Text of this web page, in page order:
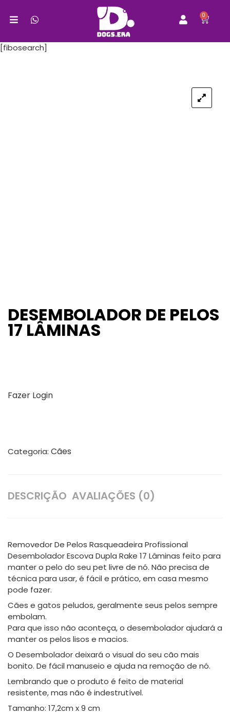
0
[fibosearch]
DESEMBOLADOR DE PELOS
17 LÂMINAS
Fazer Login
Categoria: Cães
DESCRIÇÃO AVALIAÇÕES (0)
Removedor De Pelos Rasqueadeira Profissional
Desembolador Escova Dupla Rake 17 Lâminas feito para
manter o pelo do seu pet livre de nó. Não precisa de
técnica para usar, é fácil e prático, em casa mesmo
pode fazer.
Cães e gatos peludos, geralmente seus pelos sempre
embolam.
Para que isso não aconteça, o desembolador ajudará a
manter os pelos lisos e macios.
O Desembolador deixará o visual do seu cão mais
bonito. De fácil manuseio e ajuda na remoção de nó.
Lembrando que o produto é feito de material
resistente, mas não é indestrutível.
Tamanho: 17,2cm x 9 cm